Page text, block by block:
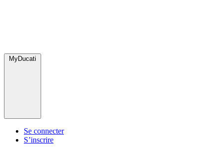
MyDucati
Se connecter
S’inscrire